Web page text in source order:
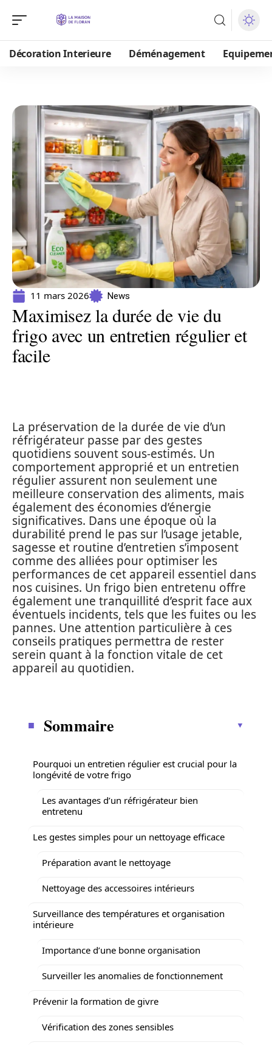
Décoration Interieure Déménagement
11 mars 2026 News
Maximisez la durée de vie du
frigo avec un entretien régulier et
facile
La préservation de la durée de vie d’un
réfrigérateur passe par des gestes
quotidiens souvent sous-estimés. Un
comportement approprié et un entretien
régulier assurent non seulement une
meilleure conservation des aliments, mais
également des économies d’énergie
significatives. Dans une époque où la
durabilité prend le pas sur l’usage jetable,
sagesse et routine d’entretien s’imposent
comme des alliées pour optimiser les
performances de cet appareil essentiel dans
nos cuisines. Un frigo bien entretenu offre
également une tranquillité d’esprit face aux
éventuels incidents, tels que les fuites ou les
pannes. Une attention particulière à ces
conseils pratiques permettra de rester
serein quant à la fonction vitale de cet
appareil au quotidien.
Sommaire
Pourquoi un entretien régulier est crucial pour la
longévité de votre frigo
Les avantages d’un réfrigérateur bien
entretenu
Les gestes simples pour un nettoyage efficace
Préparation avant le nettoyage
Nettoyage des accessoires intérieurs
Surveillance des températures et organisation
intérieure
Importance d’une bonne organisation
Surveiller les anomalies de fonctionnement
Prévenir la formation de givre
Vérification des zones sensibles